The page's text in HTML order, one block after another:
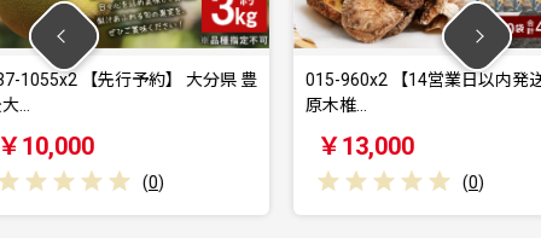
】 大分県 豊
)
015-960x2 【14営業日以内発送】
0)
027-104